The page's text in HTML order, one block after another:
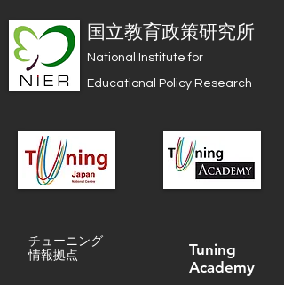
国立教育政策研究所
National Institute for
Educational Policy Research
2024 JSEE
工学教育賞
チューニング
情報拠点
Tuning
Academy